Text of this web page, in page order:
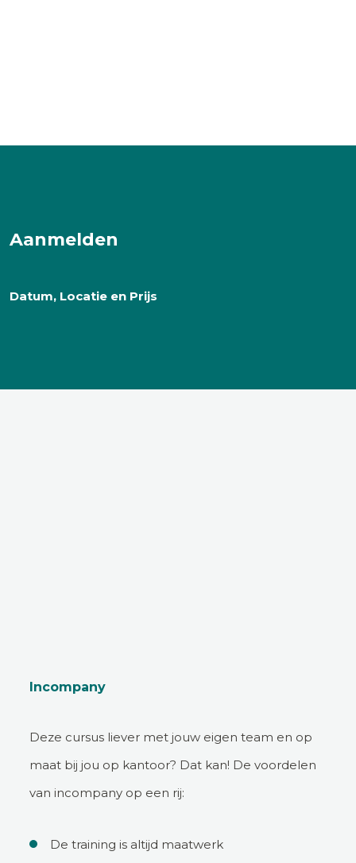
Aanmelden
Datum, Locatie en Prijs
Incompany
Deze cursus liever met jouw eigen team en op
maat bij jou op kantoor? Dat kan! De voordelen
van incompany op een rij:
De training is altijd maatwerk